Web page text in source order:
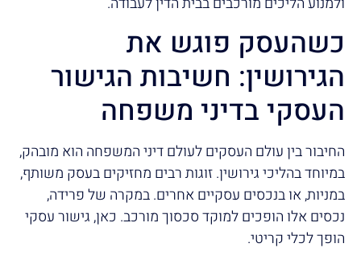
כשהעסק פוגש את
הגירושין: חשיבות הגישור
העסקי בדיני משפחה
החיבור בין עולם העסקים לעולם דיני המשפחה הוא מובהק,
במיוחד בהליכי גירושין. זוגות רבים מחזיקים בעסק משותף,
במניות, או בנכסים עסקיים אחרים. במקרה של פרידה,
נכסים אלו הופכים למוקד סכסוך מורכב. כאן, גישור עסקי
הופך לכלי קריטי.